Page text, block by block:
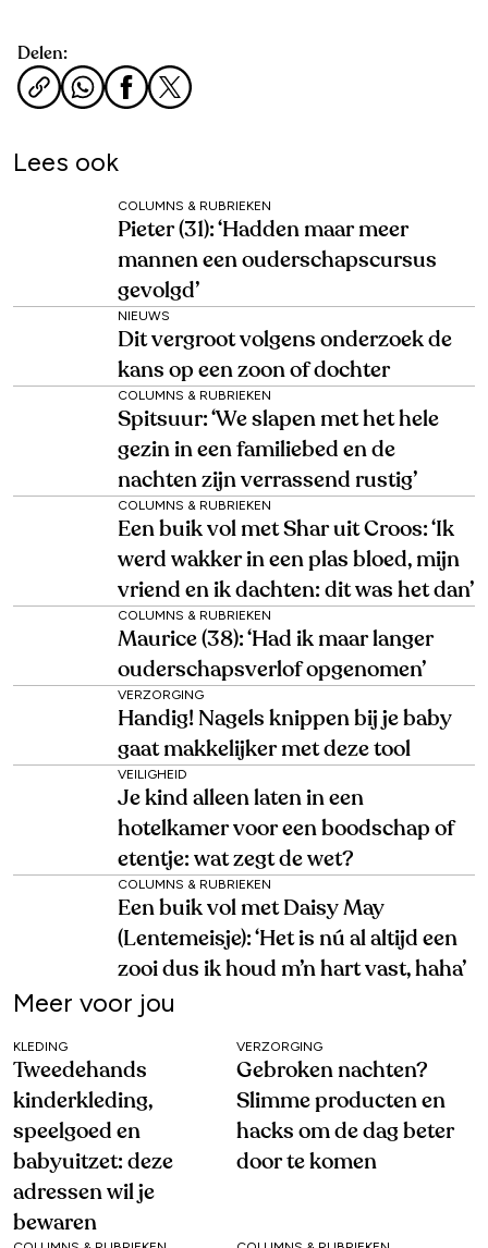
Delen:
Lees ook
COLUMNS & RUBRIEKEN
Pieter (31): ‘Hadden maar meer
mannen een ouderschapscursus
gevolgd’
NIEUWS
Dit vergroot volgens onderzoek de
kans op een zoon of dochter
COLUMNS & RUBRIEKEN
Spitsuur: ‘We slapen met het hele
gezin in een familiebed en de
nachten zijn verrassend rustig’
COLUMNS & RUBRIEKEN
Een buik vol met Shar uit Croos: ‘Ik
werd wakker in een plas bloed, mijn
vriend en ik dachten: dit was het dan’
COLUMNS & RUBRIEKEN
Maurice (38): ‘Had ik maar langer
ouderschapsverlof opgenomen’
VERZORGING
Handig! Nagels knippen bij je baby
gaat makkelijker met deze tool
VEILIGHEID
Je kind alleen laten in een
hotelkamer voor een boodschap of
etentje: wat zegt de wet?
COLUMNS & RUBRIEKEN
Een buik vol met Daisy May
(Lentemeisje): ‘Het is nú al altijd een
zooi dus ik houd m’n hart vast, haha’
Meer voor jou
KLEDING
Tweedehands
kinderkleding,
speelgoed en
babyuitzet: deze
adressen wil je
bewaren
VERZORGING
Gebroken nachten?
Slimme producten en
hacks om de dag beter
door te komen